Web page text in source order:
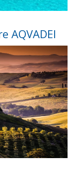
AQVADEI